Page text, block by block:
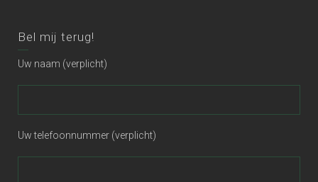
Bel mij terug!
Uw naam (verplicht)
Uw telefoonnummer (verplicht)